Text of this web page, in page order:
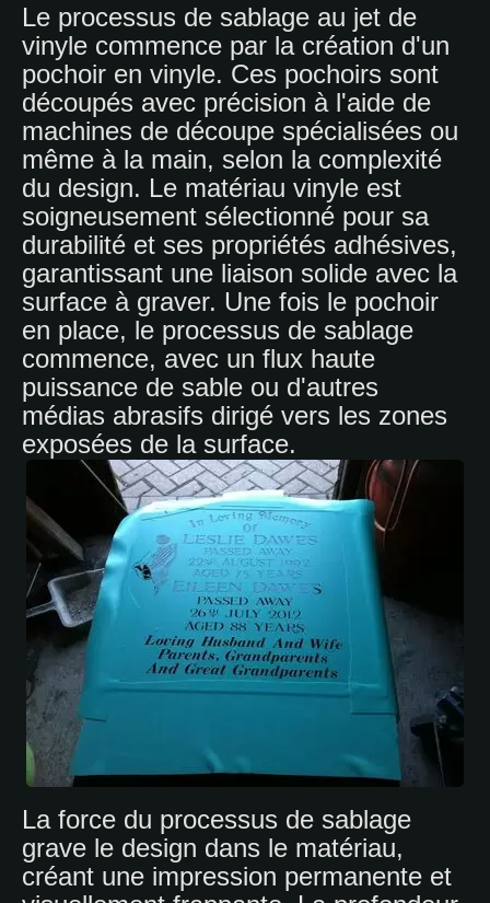
Le processus de sablage au jet de
vinyle commence par la création d'un
pochoir en vinyle. Ces pochoirs sont
découpés avec précision à l'aide de
machines de découpe spécialisées ou
même à la main, selon la complexité
du design. Le matériau vinyle est
soigneusement sélectionné pour sa
durabilité et ses propriétés adhésives,
garantissant une liaison solide avec la
surface à graver. Une fois le pochoir
en place, le processus de sablage
commence, avec un flux haute
puissance de sable ou d'autres
médias abrasifs dirigé vers les zones
exposées de la surface.
La force du processus de sablage
grave le design dans le matériau,
créant une impression permanente et